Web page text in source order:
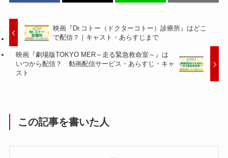
映画『Dr.コトー（ドクターコトー）診療所』はどこ
で配信？｜キャスト・あらすじまで
映画『劇場版TOKYO MER～走る緊急救命室～』は
いつから配信？ 動画配信サービス・あらすじ・キャ
スト
この記事を書いた人